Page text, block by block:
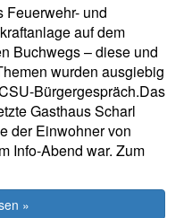
Feuerwehr- und
auf dem
Buchwegs – diese und
wurden ausgiebig
Bürgergespräch.Das
Gasthaus Scharl
der Einwohner von
Info-Abend war. Zum
»